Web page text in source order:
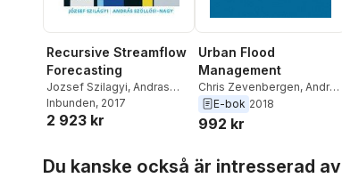
Recursive Streamflow
Forecasting
Jozsef Szilagyi, Andras
Szollosi Nagy
Inbunden, 2017
2 923 kr
Urban Flood
Management
Chris Zevenbergen, Andras
Szollosi-Nagy
E-bok 2018
992 kr
Du kanske också är intresserad av